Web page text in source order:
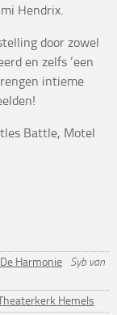
Hendrix.
door zowel
en zelfs ‘een
intieme
Battle, Motel
De Harmonie
Syb van
Hemels